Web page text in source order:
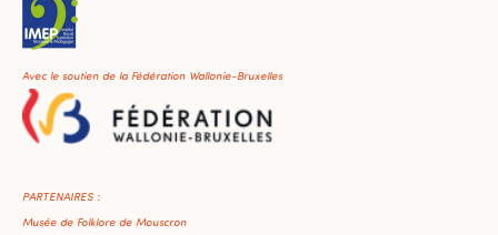
Avec le soutien de la Fédération Wallonie-Bruxelles
PARTENAIRES :
Musée de Folklore de Mouscron